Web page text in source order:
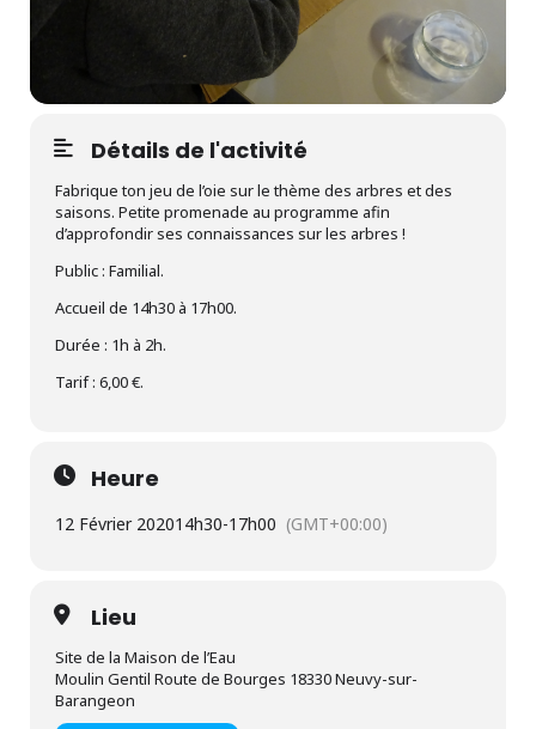
Détails de l'activité
Fabrique ton jeu de l’oie sur le thème des arbres et des
saisons. Petite promenade au programme afin
d’approfondir ses connaissances sur les arbres !
Public : Familial.
Accueil de 14h30 à 17h00.
Durée : 1h à 2h.
Tarif : 6,00 €.
Heure
12 Février 202014h30-17h00 (GMT+00:00)
Lieu
Site de la Maison de l’Eau
Moulin Gentil Route de Bourges 18330 Neuvy-sur-
Barangeon